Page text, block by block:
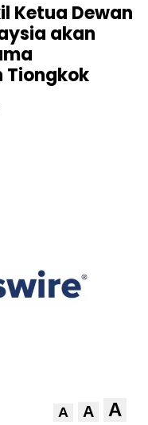
Ketua Dewan
akan
Tiongkok
A A A